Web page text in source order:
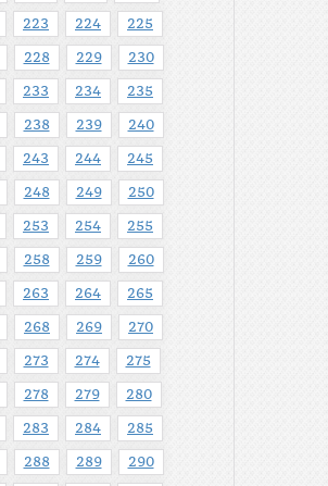
223 224 225
228 229 230
233 234 235
238 239 240
243 244 245
248 249 250
253 254 255
258 259 260
263 264 265
268 269 270
273 274 275
278 279 280
283 284 285
288 289 290